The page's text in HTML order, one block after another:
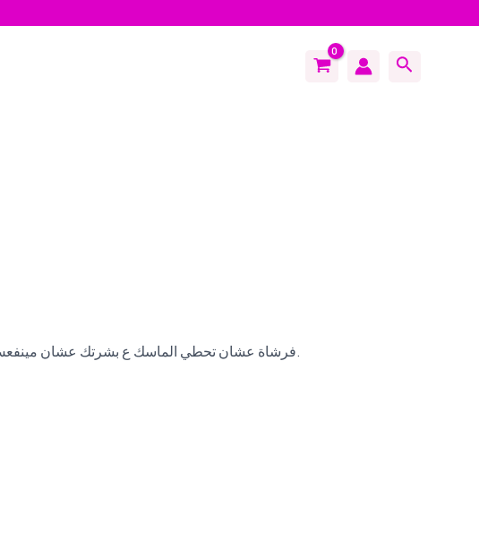
Search
فرشاة عشان تحطي الماسك ع بشرتك عشان مينفعش تحطيه ب ايديك لأن ده بعدين هيضر بشرتك و وهتكون البكتيريا اللي في ايديك انتقلت للبشرة و هيسبب لك حبوب كثير جدا بعد كدة.